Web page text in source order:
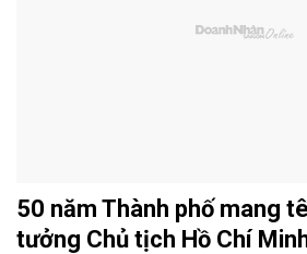
50 năm Thành phố mang
tưởng Chủ tịch Hồ Chí